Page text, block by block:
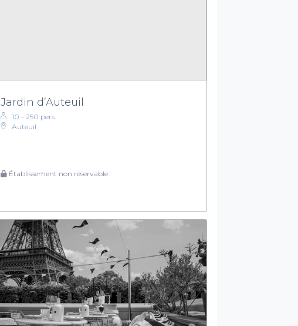
Jardin d’Auteuil
10 - 250 pers.
Auteuil
Établissement non réservable